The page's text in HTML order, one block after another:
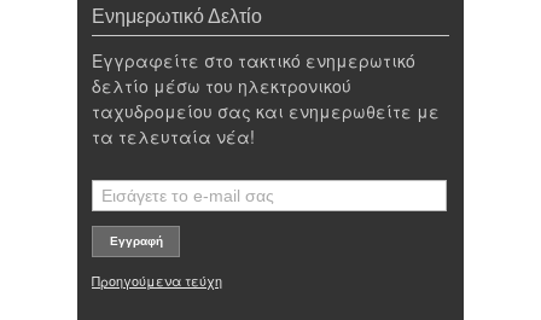
Ενημερωτικό Δελτίο
Εγγραφείτε στο τακτικό ενημερωτικό
δελτίο μέσω του ηλεκτρονικού
ταχυδρομείου σας και ενημερωθείτε με
τα τελευταία νέα!
Προηγούμενα τεύχη